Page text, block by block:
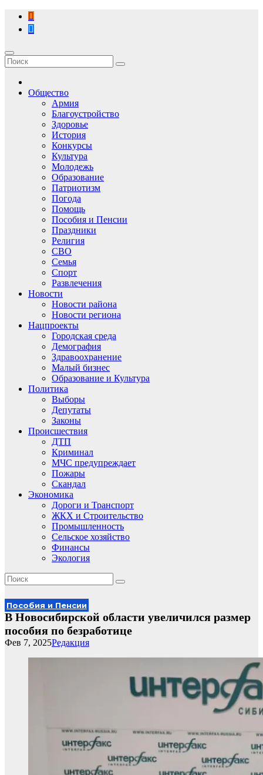
Перейти
содержимому
Общество
Армия
Благоустройство
Здоровье
История
Конкурсы
Культура
Молодежь
Образование
Патриотизм
Погода
Помощь
Пособия и Пенсии
Праздники
Религия
СВО
Семья
Спорт
Развлечения
Новости
Новости района
Новости региона
Нацпроекты
Городская среда
Демография
Здравоохранение
Малый бизнес
Образование и Культура
Политика
Выборы
Депутаты
Законы
Происшествия
ДТП
Криминал
МЧС предупреждает
Пожары
Скандал
Экономика
Дороги и Транспорт
ЖКХ и Строительство
Промышленность
Сельское хозяйство
Финансы
Экология
Пособия и Пенсии
В Новосибирской области увеличился размер
пособия по безработице
Редакция
Фев 7, 2025